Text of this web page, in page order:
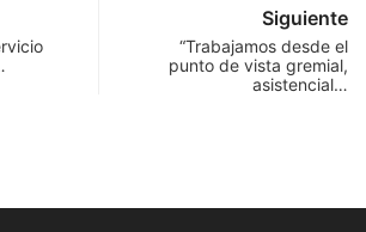
Siguiente
“Trabajamos desde el
punto de vista gremial,
asistencial…